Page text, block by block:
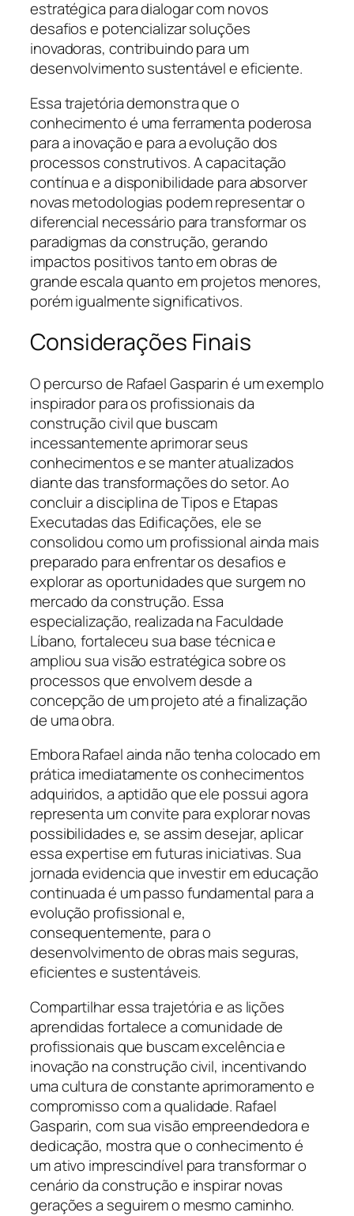
estratégica para dialogar com novos
desafios e potencializar soluções
inovadoras, contribuindo para um
desenvolvimento sustentável e eficiente.
Essa trajetória demonstra que o
conhecimento é uma ferramenta poderosa
para a inovação e para a evolução dos
processos construtivos. A capacitação
contínua e a disponibilidade para absorver
novas metodologias podem representar o
diferencial necessário para transformar os
paradigmas da construção, gerando
impactos positivos tanto em obras de
grande escala quanto em projetos menores,
porém igualmente significativos.
Considerações Finais
O percurso de Rafael Gasparin é um exemplo
inspirador para os profissionais da
construção civil que buscam
incessantemente aprimorar seus
conhecimentos e se manter atualizados
diante das transformações do setor. Ao
concluir a disciplina de Tipos e Etapas
Executadas das Edificações, ele se
consolidou como um profissional ainda mais
preparado para enfrentar os desafios e
explorar as oportunidades que surgem no
mercado da construção. Essa
especialização, realizada na Faculdade
Líbano, fortaleceu sua base técnica e
ampliou sua visão estratégica sobre os
processos que envolvem desde a
concepção de um projeto até a finalização
de uma obra.
Embora Rafael ainda não tenha colocado em
prática imediatamente os conhecimentos
adquiridos, a aptidão que ele possui agora
representa um convite para explorar novas
possibilidades e, se assim desejar, aplicar
essa expertise em futuras iniciativas. Sua
jornada evidencia que investir em educação
continuada é um passo fundamental para a
evolução profissional e,
consequentemente, para o
desenvolvimento de obras mais seguras,
eficientes e sustentáveis.
Compartilhar essa trajetória e as lições
aprendidas fortalece a comunidade de
profissionais que buscam excelência e
inovação na construção civil, incentivando
uma cultura de constante aprimoramento e
compromisso com a qualidade. Rafael
Gasparin, com sua visão empreendedora e
dedicação, mostra que o conhecimento é
um ativo imprescindível para transformar o
cenário da construção e inspirar novas
gerações a seguirem o mesmo caminho.